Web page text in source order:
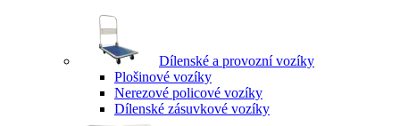
Dílenské a provozní vozíky
Plošinové vozíky
Nerezové policové vozíky
Dílenské zásuvkové vozíky